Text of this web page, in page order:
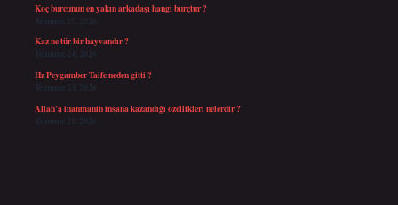
Koç burcunun en yakın arkadaşı hangi burçtur ?
Temmuz 27, 2026
Kaz ne tür bir hayvandır ?
Temmuz 24, 2026
Hz Peygamber Taife neden gitti ?
Temmuz 23, 2026
Allah’a inanmanin insana kazandığı özellikleri nelerdir ?
Temmuz 21, 2026